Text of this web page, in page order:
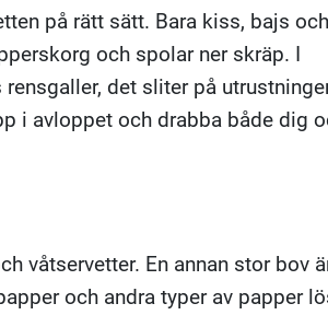
på rätt sätt. Bara kiss, bajs och
och spolar ner skräp. I
det sliter på
i avloppet och drabba både dig
våtservetter. En annan stor bov
och andra typer av papper